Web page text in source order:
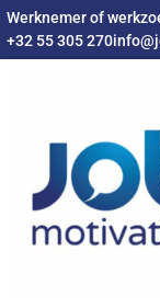
Werknemer of
+32 55 305 270